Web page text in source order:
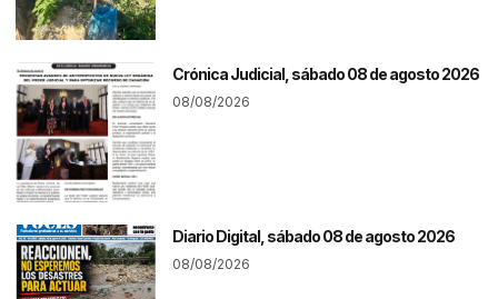
Crónica Judicial, sábado 08 de agosto 2026
08/08/2026
Diario Digital, sábado 08 de agosto 2026
08/08/2026